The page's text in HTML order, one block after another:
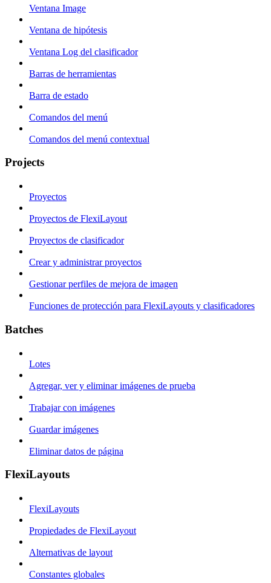
Ventana Image
Ventana de hipótesis
Ventana Log del clasificador
Barras de herramientas
Barra de estado
Comandos del menú
Comandos del menú contextual
Projects
Proyectos
Proyectos de FlexiLayout
Proyectos de clasificador
Crear y administrar proyectos
Gestionar perfiles de mejora de imagen
Funciones de protección para FlexiLayouts y clasificadores
Batches
Lotes
Agregar, ver y eliminar imágenes de prueba
Trabajar con imágenes
Guardar imágenes
Eliminar datos de página
FlexiLayouts
FlexiLayouts
Propiedades de FlexiLayout
Alternativas de layout
Constantes globales